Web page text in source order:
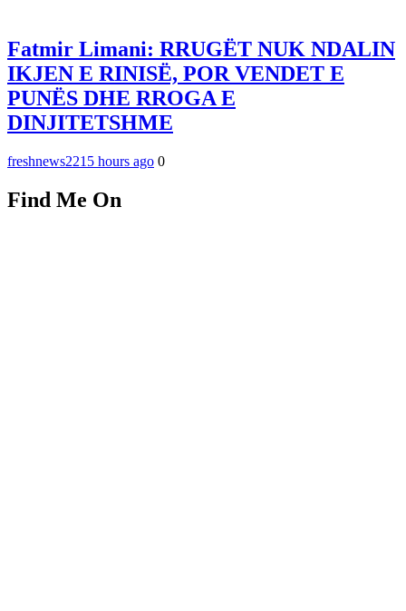
Fatmir Limani: RRUGËT NUK NDALIN
IKJEN E RINISË, POR VENDET E
PUNËS DHE RROGA E
DINJITETSHME
freshnews2215 hours ago 0
Find Me On